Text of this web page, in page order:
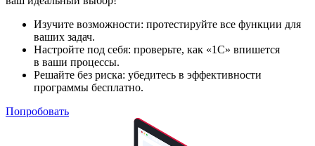
Изучите возможности: протестируйте все функции для
ваших задач.
Настройте под себя: проверьте, как «1С» впишется
в ваши процессы.
Решайте без риска: убедитесь в эффективности
программы бесплатно.
Попробовать